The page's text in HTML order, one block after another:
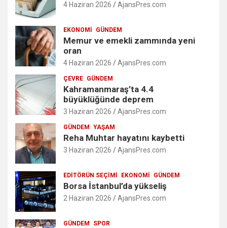
4 Haziran 2026 AjansPres.com
EKONOMI GÜNDEM
Memur ve emekli zammında yeni
oran
4 Haziran 2026 AjansPres.com
ÇEVRE GÜNDEM
Kahramanmaraş’ta 4.4
büyüklüğünde deprem
3 Haziran 2026 AjansPres.com
GÜNDEM YAŞAM
Reha Muhtar hayatını kaybetti
3 Haziran 2026 AjansPres.com
EDITÖRÜN SEÇIMI EKONOMI GÜNDEM
Borsa İstanbul’da yükseliş
2 Haziran 2026 AjansPres.com
GÜNDEM SPOR